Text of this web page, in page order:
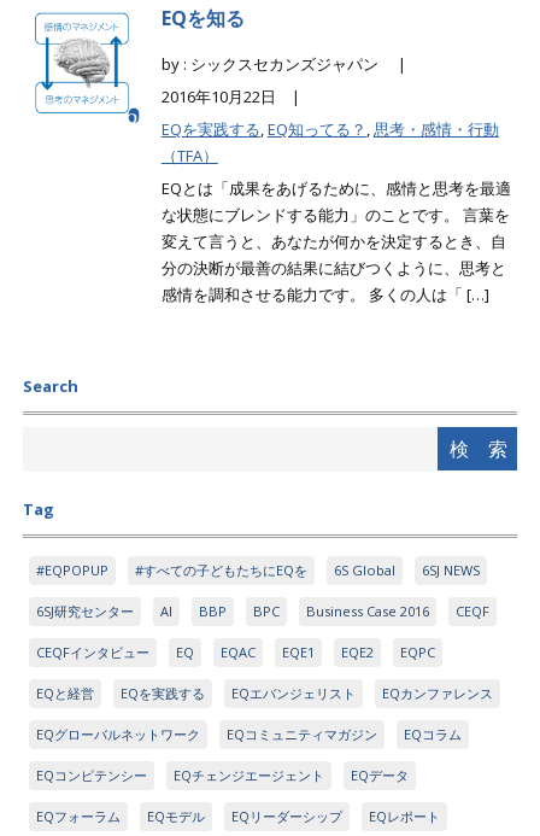
EQを知る
by : シックスセカンズジャパン |
2016年10月22日 |
EQを実践する,EQ知ってる？ ,思考・感情・行動
（TFA）
EQとは「成果をあげるために、感情と思考を最適
な状態にブレンドする能力」のことです。 言葉を
変えて言うと、あなたが何かを決定するとき、自
分の決断が最善の結果に結びつくように、思考と
感情を調和させる能力です。 多くの人は「 […]
Search
Tag
#EQPOPUP #すべての子どもたちにEQを 6S Global 6SJ NEWS
6SJ研究センター AI BBP BPC Business Case 2016 CEQF
CEQFインタビュー EQ EQAC EQE1 EQE2 EQPC
EQと経営 EQを実践する EQエバンジェリスト EQカンファレンス
EQグローバルネットワーク EQコミュニティマガジン EQコラム
EQコンピテンシー EQチェンジエージェント EQデータ
EQフォーラム EQモデル EQリーダーシップ EQレポート